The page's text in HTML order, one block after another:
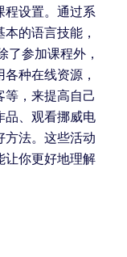
程设置。通过系
的语言技能，
了参加课程外，
种在线资源，
，来提高自己
品、观看挪威电
方法。这些活动
让你更好地理解